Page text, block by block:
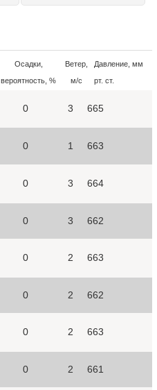
Осадки,
вероятность, %
Ветер,
м/с
Давление, мм
рт. ст.
0 3 665
0 1 663
0 3 664
0 3 662
0 2 663
0 2 662
0 2 663
0 2 661